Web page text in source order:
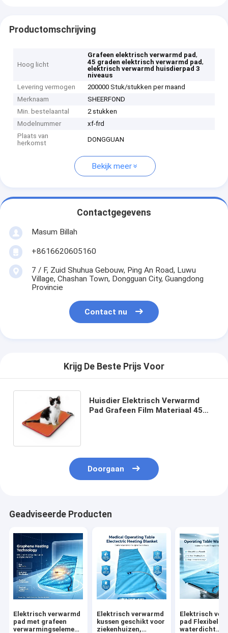
Productomschrijving
Hoog licht
Grafeen elektrisch verwarmd pad,
45 graden elektrisch verwarmd pad,
elektrisch verwarmd huisdierpad 3
niveaus
Levering vermogen
200000 Stuk/stukken per maand
Merknaam
SHEERFOND
Min. bestelaantal
2 stukken
Modelnummer
xf-frd
Plaats van
herkomst
DONGGUAN
Bekijk meer
Contactgegevens
Masum Billah
+8616620605160
7 / F, Zuid Shuhua Gebouw, Ping An Road, Luwu
Village, Chashan Town, Dongguan City, Guangdong
Provincie
Contact nu
Krijg De Beste Prijs Voor
Huisdier Elektrisch Verwarmd
Pad Grafeen Film Materiaal 45
Doorgaan
Geadviseerde Producten
Elektrisch verwarmd
pad met grafeen
verwarmingselement
Elektrisch verwarmd
kussen geschikt voor
ziekenhuizen,
Elektrisch
pad Flexibel
waterdicht